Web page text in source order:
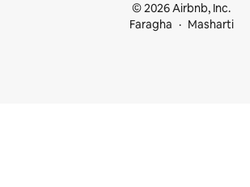
© 2026 Airbnb, Inc.
Faragha
Masharti